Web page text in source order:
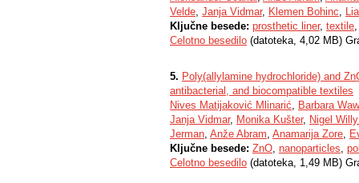
Velde, Janja Vidmar, Klemen Bohinc,
Ključne besede: prosthetic liner, textile
Celotno besedilo (datoteka, 4,02 MB)
5. Poly(allylamine hydrochloride) and
antibacterial, and biocompatible textiles
Nives Matijaković Mlinarić, Barbara
Janja Vidmar, Monika Kušter, Nigel
Jerman, Anže Abram, Anamarija Zore,
Ključne besede: ZnO, nanoparticles,
Celotno besedilo (datoteka, 1,49 MB)